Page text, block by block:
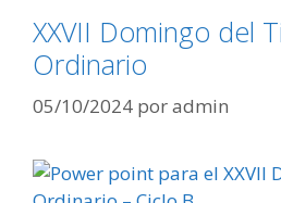
XXVII Domingo del
Ordinario
05/10/2024 poradmin